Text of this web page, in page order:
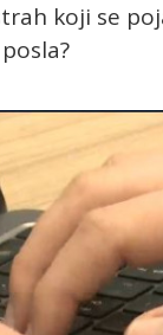
koji se